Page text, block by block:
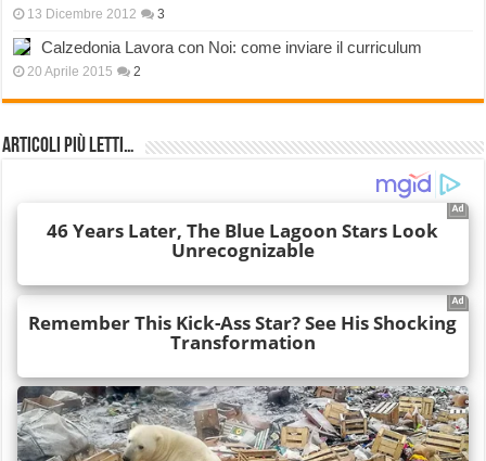
13 Dicembre 2012 3
Calzedonia Lavora con Noi: come inviare il curriculum
20 Aprile 2015 2
Articoli più Letti…